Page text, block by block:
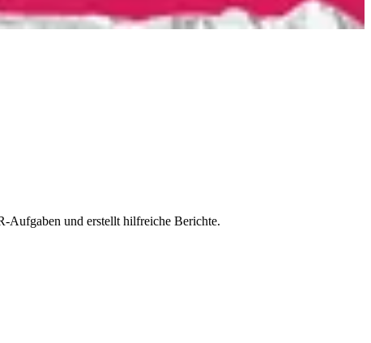
Aufgaben und erstellt hilfreiche Berichte.